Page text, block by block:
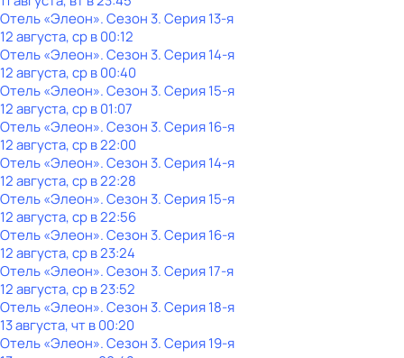
Отель «Элеон». Сезон 3. Серия 13-я
12 августа, ср в 00:12
Отель «Элеон». Сезон 3. Серия 14-я
12 августа, ср в 00:40
Отель «Элеон». Сезон 3. Серия 15-я
12 августа, ср в 01:07
Отель «Элеон». Сезон 3. Серия 16-я
12 августа, ср в 22:00
Отель «Элеон». Сезон 3. Серия 14-я
12 августа, ср в 22:28
Отель «Элеон». Сезон 3. Серия 15-я
12 августа, ср в 22:56
Отель «Элеон». Сезон 3. Серия 16-я
12 августа, ср в 23:24
Отель «Элеон». Сезон 3. Серия 17-я
12 августа, ср в 23:52
Отель «Элеон». Сезон 3. Серия 18-я
13 августа, чт в 00:20
Отель «Элеон». Сезон 3. Серия 19-я